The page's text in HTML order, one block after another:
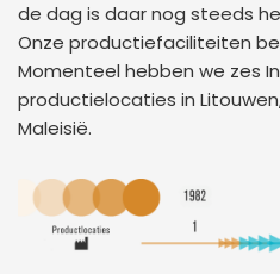
de dag is daar nog steeds
Onze productiefaciliteiten
Momenteel hebben we zes
productielocaties in
Maleisië.